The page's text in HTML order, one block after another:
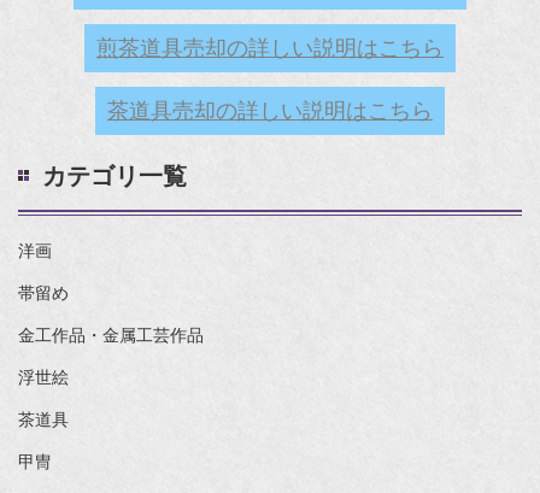
煎茶道具売却の詳しい説明はこちら
茶道具売却の詳しい説明はこちら
カテゴリ一覧
洋画
帯留め
金工作品・金属工芸作品
浮世絵
茶道具
甲冑